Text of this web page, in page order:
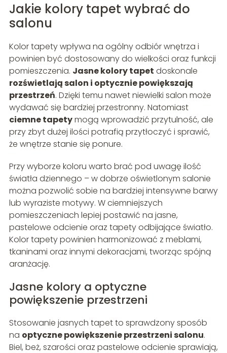
Jakie kolory tapet wybrać do
salonu
Kolor tapety wpływa na ogólny odbiór wnętrza i
powinien być dostosowany do wielkości oraz funkcji
pomieszczenia. Jasne kolory tapet doskonale
rozświetlają salon i optycznie powiększają
przestrzeń. Dzięki temu nawet niewielki salon może
wydawać się bardziej przestronny. Natomiast
ciemne tapetymogą wprowadzić przytulność, ale
przy zbyt dużej ilości potrafią przytłoczyć i sprawić,
że wnętrze stanie się ponure.
Przy wyborze koloru warto brać pod uwagę ilość
światła dziennego – w dobrze oświetlonym salonie
można pozwolić sobie na bardziej intensywne barwy
lub wyraziste motywy. W ciemniejszych
pomieszczeniach lepiej postawić na jasne,
pastelowe odcienie oraz tapety odbijające światło.
Kolor tapety powinien harmonizować z meblami,
tkaninami oraz innymi dekoracjami, tworząc spójną
aranżację.
Jasne kolory a optyczne
powiększenie przestrzeni
Stosowanie jasnych tapet to sprawdzony sposób
na optyczne powiększenie przestrzeni salonu.
Biel, beż, szarości oraz pastelowe odcienie sprawiają,